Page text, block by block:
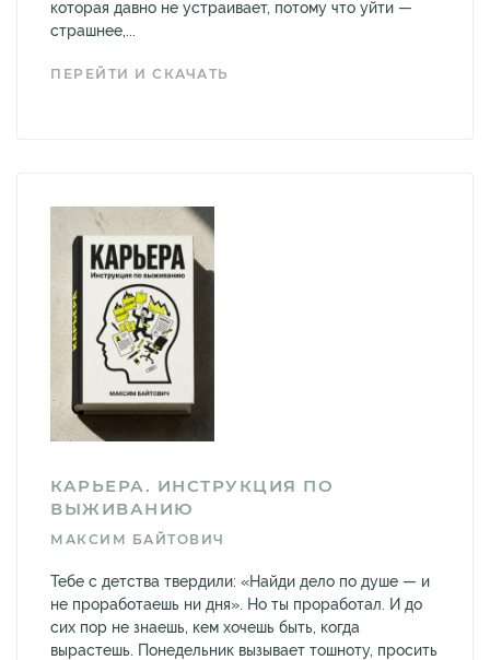
которая давно не устраивает, потому что уйти —
страшнее,...
ПЕРЕЙТИ И СКАЧАТЬ
КАРЬЕРА. ИНСТРУКЦИЯ ПО
ВЫЖИВАНИЮ
МАКСИМ БАЙТОВИЧ
Тебе с детства твердили: «Найди дело по душе — и
не проработаешь ни дня». Но ты проработал. И до
сих пор не знаешь, кем хочешь быть, когда
вырастешь. Понедельник вызывает тошноту, просить